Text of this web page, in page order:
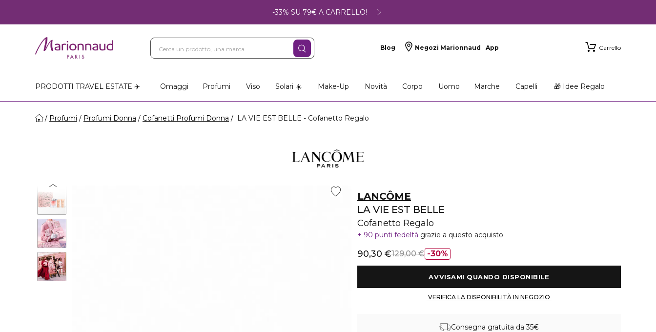
-33% SU 79€ A CARRELLO!
Blog Negozi Marionnaud App Carrello
PRODOTTI TRAVEL ESTATE ✈️ Omaggi Profumi Viso Solari ☀️ Make-Up Novità Corpo Uomo Marche Capelli 🎁 Idee Regalo
Profumi Profumi Donna Cofanetti Profumi Donna LA VIE EST BELLE - Cofanetto Regalo
LANCÔME
LA VIE EST BELLE
Cofanetto Regalo
90 punti fedeltà grazie a questo acquisto
30%
90,30 €129,00 €
Consegna gratuita da 35€